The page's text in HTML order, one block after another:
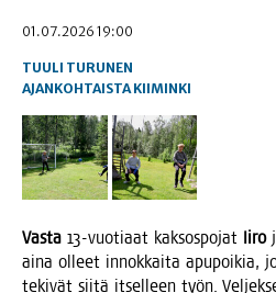
01.07.2026 19:00
TUULI TURUNEN
AJANKOHTAISTA KIIMINKI
Vas­ta 13-vuo­ti­aat kak­sos­po­jat Iiro
aina olleet innok­kai­ta apu­poi­kia,
teki­vät sii­tä itsel­leen työn.